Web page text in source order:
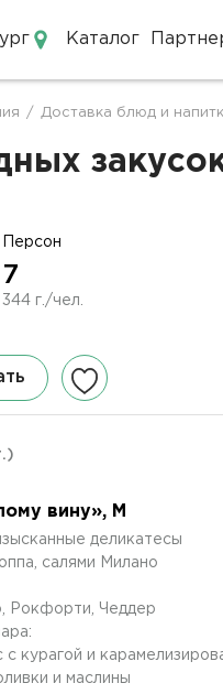
Каталог
/ Доставка блюд и
Персон
7
344 г./чел.
вину», М
деликатесы
салями Милано
Рокфорти, Чеддер
с курагой и
и маслины